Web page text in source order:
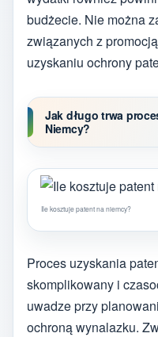
budżecie. Nie można
związanych z
uzyskaniu ochrony
Jak długo trwa
Niemcy?
Ile kosztuje patent na niemcy?
Proces uzyskania
skomplikowany i
uwadze przy
ochroną wynalazku.